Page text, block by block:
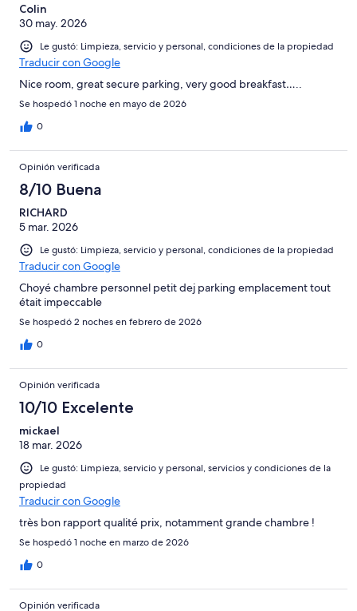
Colin
30 may. 2026
Le gustó: Limpieza, servicio y personal, condiciones de la propiedad
Traducir con Google
Nice room, great secure parking, very good breakfast…..
Se hospedó 1 noche en mayo de 2026
0
Opinión verificada
8/10 Buena
RICHARD
5 mar. 2026
Le gustó: Limpieza, servicio y personal, condiciones de la propiedad
Traducir con Google
Choyé chambre personnel petit dej parking emplacement tout
était impeccable
Se hospedó 2 noches en febrero de 2026
0
Opinión verificada
10/10 Excelente
mickael
18 mar. 2026
Le gustó: Limpieza, servicio y personal, servicios y condiciones de la
propiedad
Traducir con Google
très bon rapport qualité prix, notamment grande chambre !
Se hospedó 1 noche en marzo de 2026
0
Opinión verificada